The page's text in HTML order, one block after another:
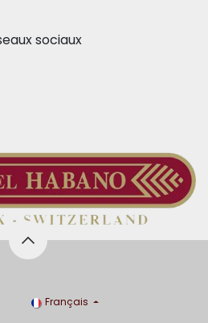
sociaux
SA
Français